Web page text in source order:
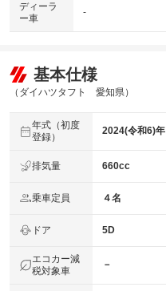
ディーラ
ー車
-
基本仕様
（ダイハツタフト 愛知県）
年式（初度
登録）
2024(令和6)年
排気量 660cc
乗車定員 ４名
ドア 5D
エコカー減
税対象車
－